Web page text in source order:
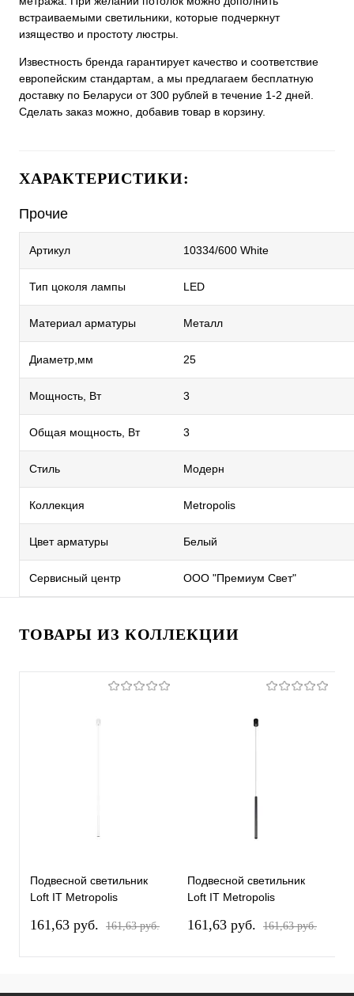
встраиваемыми светильники, которые подчеркнут
изящество и простоту люстры.
Известность бренда гарантирует качество и соответствие
европейским стандартам, а мы предлагаем бесплатную
доставку по Беларуси от 300 рублей в течение 1-2 дней.
Сделать заказ можно, добавив товар в корзину.
ХАРАКТЕРИСТИКИ:
Прочие
Артикул 10334/600 White
Тип цоколя лампы LED
Материал арматуры Металл
Диаметр,мм 25
Мощность, Вт 3
Общая мощность, Вт 3
Стиль Модерн
Коллекция Metropolis
Цвет арматуры Белый
Сервисный центр ООО "Премиум Свет"
ТОВАРЫ ИЗ КОЛЛЕКЦИИ
Подвесной светильник
Loft IT Metropolis
161,63 pуб. 161,63 pуб.
Подвесной светильник
Loft IT Metropolis
161,63 pуб. 161,63 pуб.